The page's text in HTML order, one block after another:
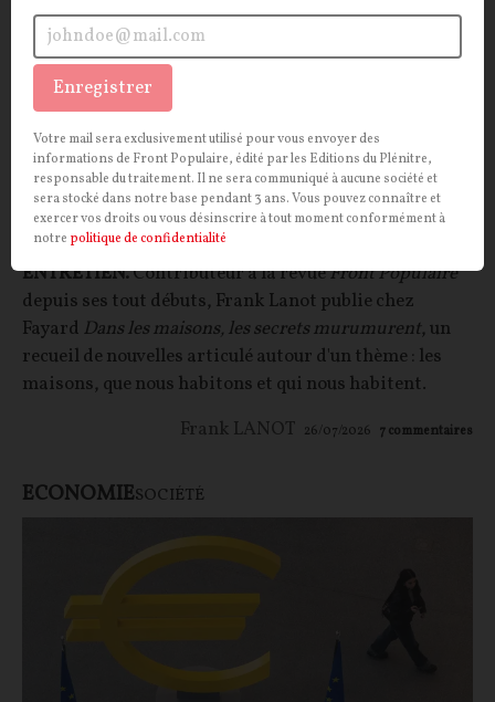
Frank Lanot : « C'est bien parce que nos
maisons nous racontent que nous les
racontons »
ENTRETIEN.Contributeur à la revueFront Populaire
depuis ses tout débuts, Frank Lanot publie chez
Fayard Dans les maisons, les secrets murumurent, un
recueil de nouvelles articulé autour d'un thème : les
maisons, que nous habitons et qui nous habitent.
Frank LANOT 26/07/2026 7commentaires
ECONOMIESOCIÉTÉ
Enregistrer
Votre mail sera exclusivement utilisé pour vous envoyer des
informations de Front Populaire, édité par les Editions du Plénitre,
responsable du traitement. Il ne sera communiqué à aucune société et
sera stocké dans notre base pendant 3 ans. Vous pouvez connaître et
exercer vos droits ou vous désinscrire à tout moment conformément à
notre politique de confidentialité